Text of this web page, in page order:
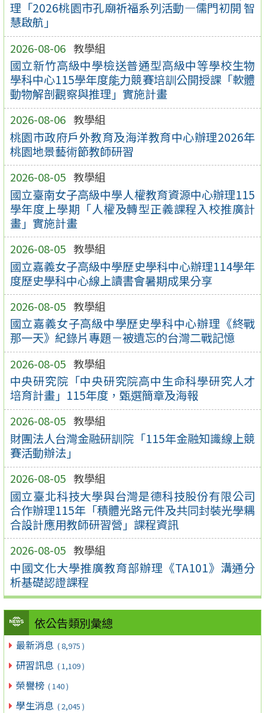
理「2026桃園市孔廟祈福系列活動—儒門初開 智
慧啟航」
2026-08-06 教學組
國立新竹高級中學檢送普通型高級中等學校生物
學科中心115學年度能力競賽培訓公開授課「軟體
動物解剖觀察與推理」實施計畫
2026-08-06 教學組
桃園市政府戶外教育及海洋教育中心辦理2026年
桃園地景藝術節教師研習
2026-08-05 教學組
國立臺南女子高級中學人權教育資源中心辦理115
學年度上學期「人權及轉型正義課程入校推廣計
畫」實施計畫
2026-08-05 教學組
國立嘉義女子高級中學歷史學科中心辦理114學年
度歷史學科中心線上讀書會暑期成果分享
2026-08-05 教學組
國立嘉義女子高級中學歷史學科中心辦理《終戰
那一天》紀錄片專題－被遺忘的台灣二戰記憶
2026-08-05 教學組
中央研究院「中央研究院高中生命科學研究人才
培育計畫」115年度，甄選簡章及海報
2026-08-05 教學組
財團法人台灣金融研訓院「115年金融知識線上競
賽活動辦法」
2026-08-05 教學組
國立臺北科技大學與台灣是德科技股份有限公司
合作辦理115年「積體光路元件及共同封裝光學耦
合設計應用教師研習營」課程資訊
2026-08-05 教學組
中國文化大學推廣教育部辦理《TA101》溝通分
析基礎認證課程
依公告類別彙總
最新消息 ( 8,975 )
研習訊息 ( 1,109 )
榮譽榜 ( 140 )
學生消息 ( 2,045 )